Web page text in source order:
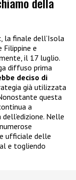
, la finale dell’Isola
Filippine e
il 17 luglio.
diffuso prima
deciso di
già utilizzata
questa
a
Nelle
ufficiale delle
e togliendo